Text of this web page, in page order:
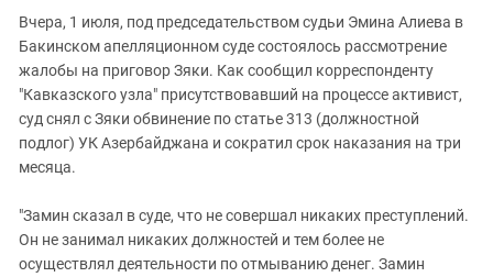
Вчера, 1 июля, под председательством судьи Эмина Алиева в
Бакинском апелляционном суде состоялось рассмотрение
жалобы на приговор Зяки. Как сообщил корреспонденту
"Кавказского узла" присутствовавший на процессе активист,
суд снял с Зяки обвинение по статье 313 (должностной
подлог) УК Азербайджана и сократил срок наказания на три
месяца.
"Замин сказал в суде, что не совершал никаких преступлений.
Он не занимал никаких должностей и тем более не
осуществлял деятельности по отмыванию денег. Замин